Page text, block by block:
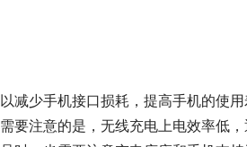
减少手机接口损耗，提高手机的使
要注意的是，无线充电上电效率低